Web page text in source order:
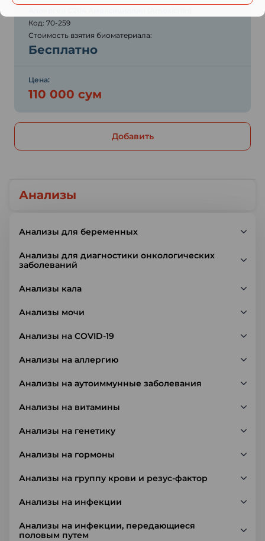
Анализы
Анализы для беременных
Анализы для диагностики онкологических
заболеваний
Анализы кала
Анализы мочи
Анализы на COVID-19
Анализы на аллергию
Анализы на аутоиммунные заболевания
Анализы на витамины
Анализы на генетику
Анализы на гормоны
Анализы на группу крови и резус-фактор
Анализы на инфекции
Анализы на инфекции, передающиеся
половым путем
Код: 70-259
Стоимость взятия биоматериала:
Бесплатно
Цена:
110 000 сум
Добавить